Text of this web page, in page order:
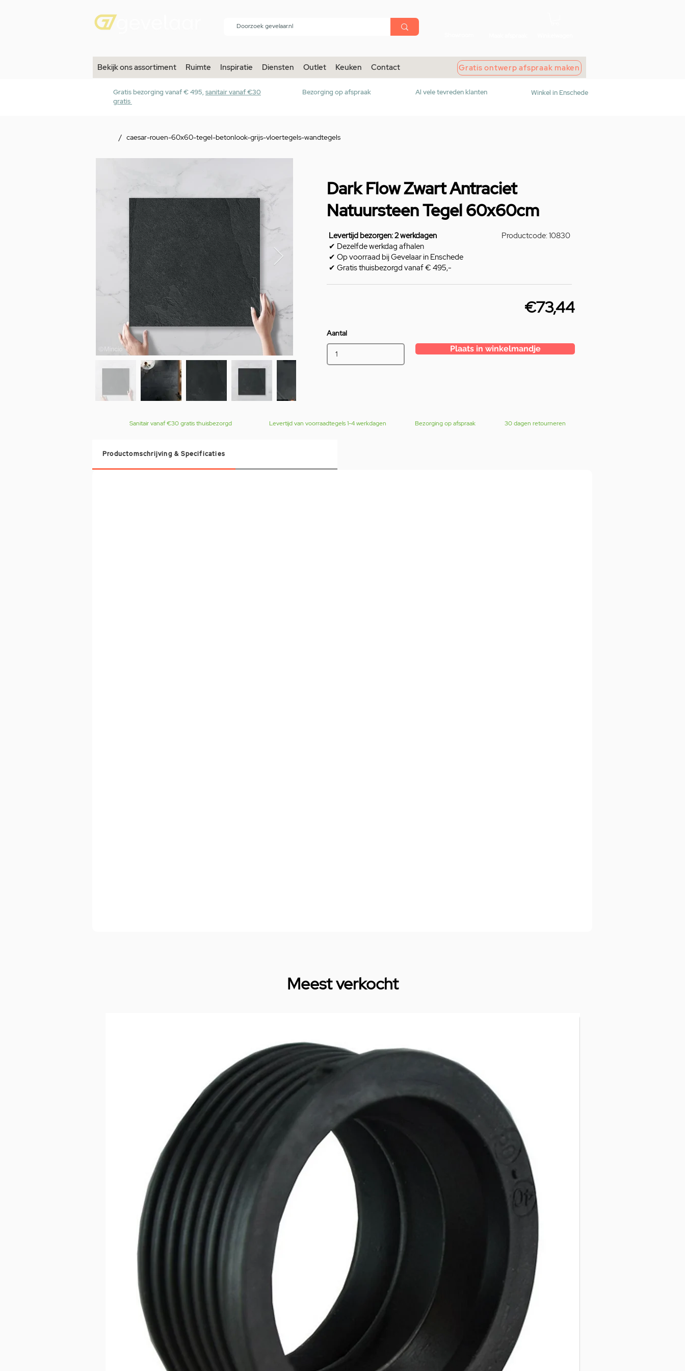
menu
Bekijk ons assortiment Ruimte Inspiratie Diensten Outlet Keuken Contact Gratis ontwerp afspraak maken
Gratis bezorging vanaf € 495, sanitair vanaf €30
gratis
Bezorging op afspraak Al vele tevreden klanten Winkel in Enschede
/ caesar-rouen-60x60-tegel-betonlook-grijs-vloertegels-wandtegels
Dark Flow Zwart Antraciet
Natuursteen Tegel 60x60cm
Levertijd bezorgen: 2 werkdagen
✔ Dezelfde werkdag afhalen
✔ Op voorraad bij Gevelaar in Enschede
✔ Gratis thuisbezorgd vanaf € 495,-
Productcode: 10830
€73,44
Aantal
Plaats in winkelmandje
Sanitair vanaf €30 gratis thuisbezorgd Levertijd van voorraadtegels 1-4 werkdagen Bezorging op afspraak 30 dagen retourneren
Productomschrijving & Specificaties
Meest verkocht